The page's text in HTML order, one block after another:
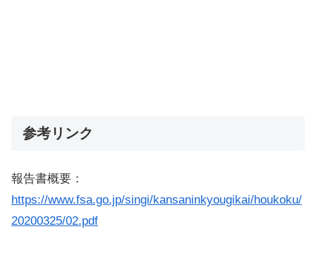
参考リンク
報告書概要：
https://www.fsa.go.jp/singi/kansaninkyougikai/houkoku/
20200325/02.pdf